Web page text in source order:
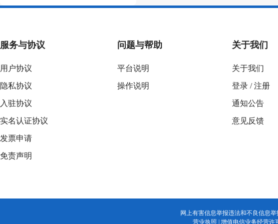
服务与协议
用户协议
隐私协议
入驻协议
实名认证协议
发票申请
免责声明
问题与帮助
平台说明
操作说明
关于我们
关于我们
登录 /注册
通知公告
意见反馈
网上有害信息举报违法和不良信息举
营业执照
增值电信业务经营许